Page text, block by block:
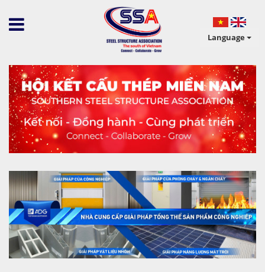
Language